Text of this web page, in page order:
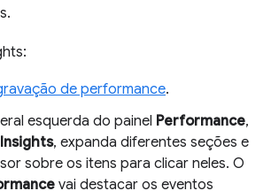
de performance.
esquerda do painel Performance,
Insights, expanda diferentes seções e
sobre os itens para clicar neles. O
vai destacar os eventos